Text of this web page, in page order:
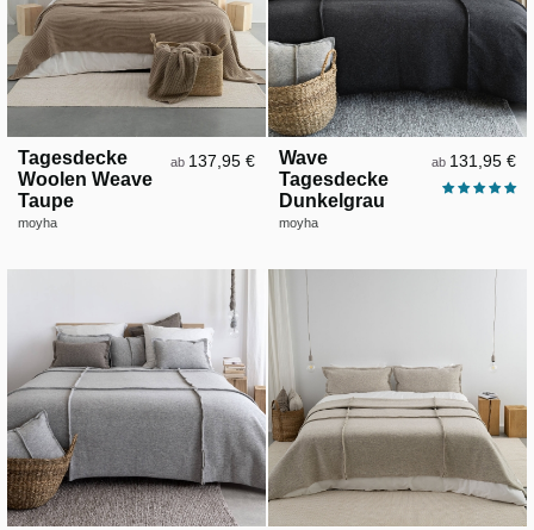
Tagesdecke
Woolen Weave
Taupe
moyha
ab 137,95 €
Wave
Tagesdecke
Dunkelgrau
moyha
ab 131,95 €